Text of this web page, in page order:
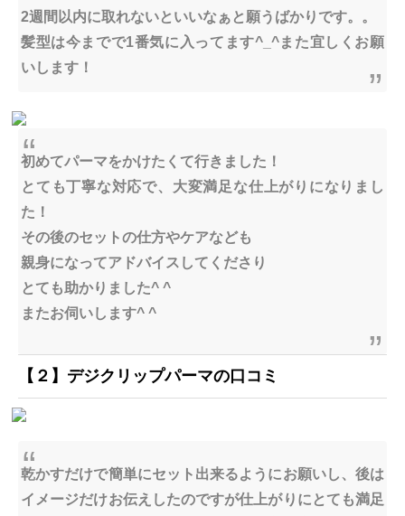
2週間以内に取れないといいなぁと願うばかりです。。
髪型は今までで1番気に入ってます^_^また宜しくお願
いします！
初めてパーマをかけたくて行きました！
とても丁寧な対応で、大変満足な仕上がりになりまし
た！
その後のセットの仕方やケアなども
親身になってアドバイスしてくださり
とても助かりました^ ^
またお伺いします^ ^
【２】デジクリップパーマの口コミ
乾かすだけで簡単にセット出来るようにお願いし、後は
イメージだけお伝えしたのですが仕上がりにとても満足